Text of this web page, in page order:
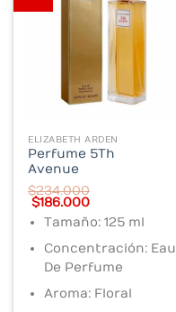
ELIZABETH ARDEN
Perfume 5Th
Avenue
$234.000
Original
was:
$186.000Current
is:
Tamaño: 125 ml
Concentración: Eau
De Perfume
Aroma: Floral